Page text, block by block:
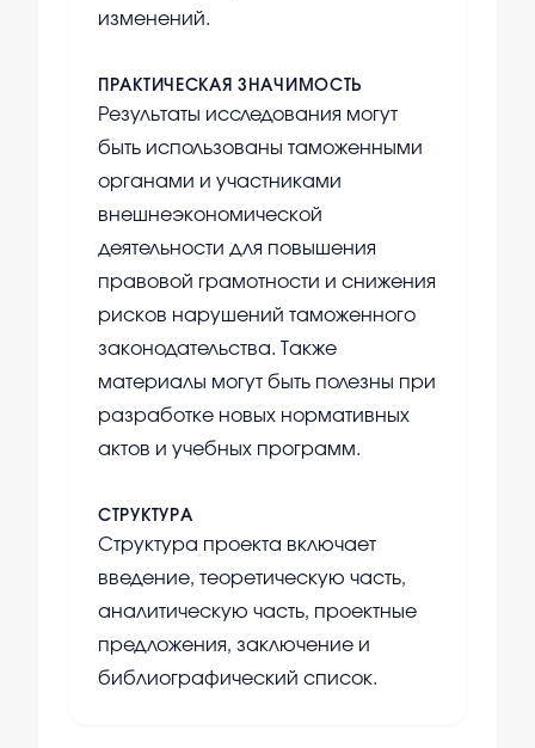
изменений.
ПРАКТИЧЕСКАЯ ЗНАЧИМОСТЬ
Результаты исследования могут
быть использованы таможенными
органами и участниками
внешнеэкономической
деятельности для повышения
правовой грамотности и снижения
рисков нарушений таможенного
законодательства. Также
материалы могут быть полезны при
разработке новых нормативных
актов и учебных программ.
СТРУКТУРА
Структура проекта включает
введение, теоретическую часть,
аналитическую часть, проектные
предложения, заключение и
библиографический список.